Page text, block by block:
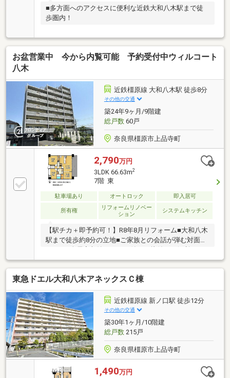
■多方面へのアクセスに便利な近鉄大和八木駅まで徒
歩圏内！
お盆営業中 今から内覧可能 予約受付中ウィルコート
八木
近鉄橿原線 大和八木駅 徒歩8分
その他の交通
築24年9ヶ月/9階建
総戸数60戸
奈良県橿原市上品寺町
2,790万円
3LDK 66.63m2
7階 東
駐車場あり オートロック 即入居可
所有権
リフォームリノベー
ション
システムキッチン
【駅チカ＋即予約可！】R8年8月リフォーム■大和八木
駅まで徒歩約8分の立地■ご家族との会話が弾む対面キ
ッチン■全居室収納スペース付きで片付けも便利
東急ドエル大和八木アネックスＣ棟
近鉄橿原線 新ノ口駅 徒歩12分
その他の交通
築30年1ヶ月/10階建
総戸数215戸
奈良県橿原市上品寺町
1,490万円